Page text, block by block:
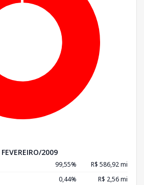
FEVEREIRO/2009
99,55%
R$ 586,92 mi
0,44%
R$ 2,56 mi